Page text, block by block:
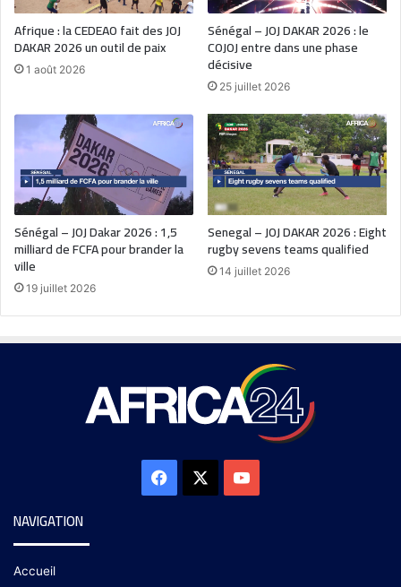
Afrique : la CEDEAO fait des JOJ
DAKAR 2026 un outil de paix
1 août 2026
Sénégal – JOJ DAKAR 2026 : le
COJOJ entre dans une phase
décisive
25 juillet 2026
Sénégal – JOJ Dakar 2026 : 1,5
milliard de FCFA pour brander la
ville
19 juillet 2026
Senegal – JOJ DAKAR 2026 : Eight
rugby sevens teams qualified
14 juillet 2026
NAVIGATION
Accueil